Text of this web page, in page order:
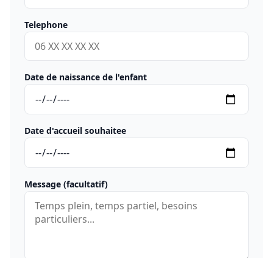
Telephone
Date de naissance de l'enfant
Date d'accueil souhaitee
Message (facultatif)